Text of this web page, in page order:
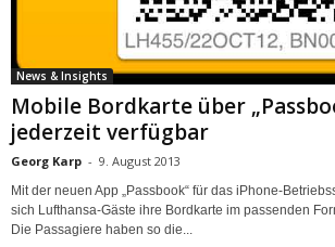
News & Insights
Mobile Bordkarte über
jederzeit verfügbar
Georg Karp - 9. August 2013
Mit der neuen App „Passbook“ für das iPhone-
sich Lufthansa-Gäste ihre Bordkarte im passenden
Die Passagiere haben so die...